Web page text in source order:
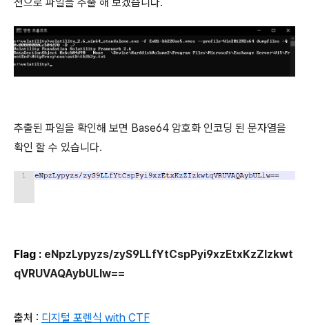
추출된 파일을 확인해 보면 Base64 암호화 인코딩 된 문자열을
확인 할 수 있습니다.
Flag : eNpzLypyzs/zyS9LLfYtCspPyi9xzEtxKzZIzkwt
qVRUVAQAybULlw==
출처 : 디지털 포렌식 with CTF